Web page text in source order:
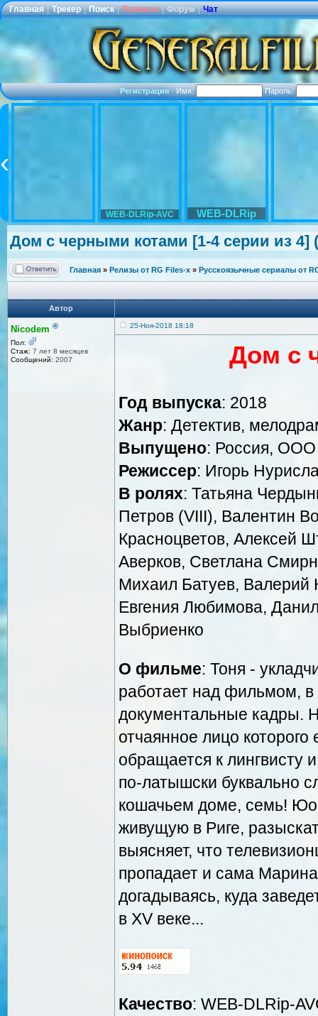
Главная | Трекер | Поиск | Правила | Форум | Чат
Регистрация·Имя: Пароль:
WEB-DLRip-AVC WEB-DLRip
Дом с черными котами [1-4 серии из 4]
Главная » Релизы от RG Files-x » Русскоязычные сериалы от
Автор
Nicodem ®
Пол:
Стаж: 7 лет 8 месяцев
Сообщений: 2007
25-Ноя-2018 18:18
Дом с
Год выпуска: 2018
Жанр: Детектив,
Выпущено: Россия,
Режиссер: Игорь
В ролях: Татьяна
Петров (VIII), Валентин
Красноцветов, Алексей
Аверков, Светлана
Михаил Батуев, Валерий
Евгения Любимова,
Выбриенко
О фильме: Тоня -
работает над фильмом,
документальные кадры.
отчаянное лицо
обращается к лингвисту
по-латышски буквально
кошачьем доме, семь!
живущую в Риге,
выясняет, что
пропадает и сама
догадываясь, куда
в XV веке...
Качество: WEB-DLRip-